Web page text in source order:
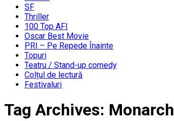
SF
Thriller
100 Top AFI
Oscar Best Movie
PRI – Pe Repede Înainte
Topuri
Teatru / Stand-up comedy
Colțul de lectură
Festivaluri
Tag Archives: Monarch